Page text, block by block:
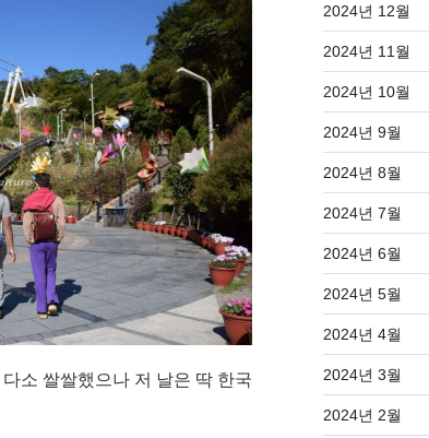
소 쌀쌀했으나 저 날은 딱 한국
2024년 12월
2024년 11월
2024년 10월
2024년 9월
2024년 8월
2024년 7월
2024년 6월
2024년 5월
2024년 4월
2024년 3월
2024년 2월